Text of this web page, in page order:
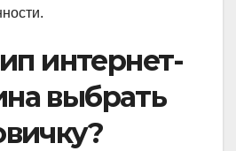
интернет-
выбрать